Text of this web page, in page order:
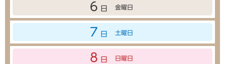
6 日 金曜日
7 日 土曜日
8 日 日曜日